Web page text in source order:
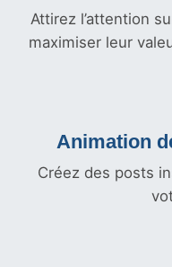
Attirez l’attention
maximiser leur
Animation
Créez des posts